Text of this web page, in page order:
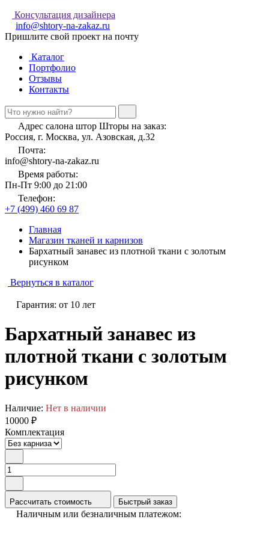
Консультация дизайнера
info@shtory-na-zakaz.ru
Пришлите свой проект на почту
Каталог
Портфолио
Отзывы
Контакты
Адрес салона штор Шторы на заказ:
Россия, г. Москва, ул. Азовская, д.32
Почта:
info@shtory-na-zakaz.ru
Время работы:
Пн-Пт 9:00 до 21:00
Телефон:
+7 (499) 460 69 87
Главная
Магазин тканей и карнизов
Бархатный занавес из плотной ткани с золотым
рисунком
Вернуться в каталог
Гарантия: от 10 лет
Бархатный занавес из
плотной ткани с золотым
рисунком
Наличие: Нет в наличии
10000 ₽
Комплектация
Рассчитать стоимость Быстрый заказ
Наличным или безналичным платежом: